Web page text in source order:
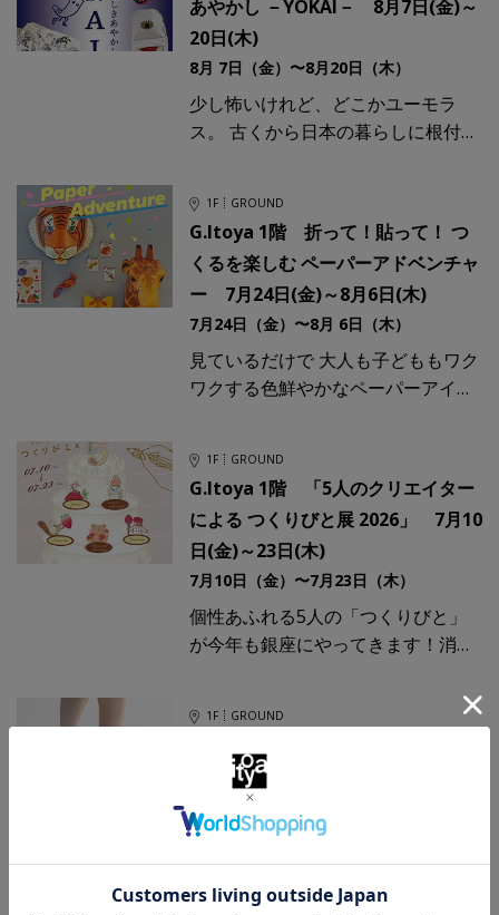
あやかし －YOKAI－ 8月7日(金)～
20日(木)
8月 7日（金）〜8月20日（木）
少し怖いけれど、どこかユーモラ
ス。 古くから日本の暮らしに根付い
足音がする」といった日常の違和
1F GROUND
G.Itoya 1階 折って！貼って！ つ
くるを楽しむ ペーパーアドベンチャ
ー 7月24日(金)～8月6日(木)
7月24日（金）〜8月 6日（木）
見ているだけで 大人も子どももワク
ワクする色鮮やかなペーパーアイテ
触れ、手を動かし、形
1F GROUND
G.Itoya 1階 「5人のクリエイター
による つくりびと展 2026」 7月10
日(金)～23日(木)
7月10日（金）〜7月23日（木）
個性あふれる5人の「つくりびと」
が今年も銀座にやってきます！消し
家、イラストレーターなど、今注目
のクリエイターによる、ほっこり楽
1F GROUND
ぞうり「MERI」 6月26日(金)～7月
9日(木)
6月26日（金）〜7月 9日（木）
江戸の気配と職人の手仕事が息づく
街・両国に拠点を構える、布ぞうり